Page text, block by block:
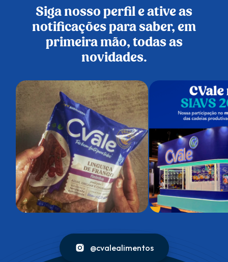
Siga nosso perfil e ative as
notificações para saber, em
primeira mão, todas as
novidades.
@cvalealimentos